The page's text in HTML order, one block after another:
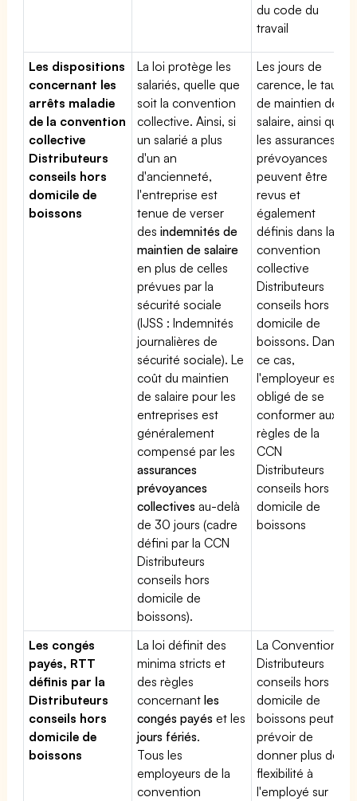
du code du
travail
Les dispositions
concernant les
arrêts maladie
de la convention
collective
Distributeurs
conseils hors
domicile de
boissons
La loi protège les
salariés, quelle que
soit la convention
collective. Ainsi, si
un salarié a plus
d'un an
d'ancienneté,
l'entreprise est
tenue de verser
desindemnités de
maintien de salaire
en plus de celles
prévues par la
sécurité sociale
(IJSS : Indemnités
journalières de
sécurité sociale). Le
coût du maintien
de salaire pour les
entreprises est
généralement
compensé par les
assurances
prévoyances
collectives au-delà
de 30 jours (cadre
défini par la CCN
Distributeurs
conseils hors
domicile de
boissons).
Les jours de
carence, le taux
de maintien de
salaire, ainsi que
les assurances
prévoyances
peuvent être
revus et
également
définis dans la
convention
collective
Distributeurs
conseils hors
domicile de
boissons. Dans
ce cas,
l'employeur est
obligé de se
conformer aux
règles de la
CCN
Distributeurs
conseils hors
domicile de
boissons
Les congés
payés, RTT
définis par la
Distributeurs
conseils hors
domicile de
boissons
La loi définit des
minima stricts et
des règles
concernantles
congés payés et les
jours fériés.
Tous les
employeurs de la
convention
La Convention
Distributeurs
conseils hors
domicile de
boissons peut
prévoir de
donner plus de
flexibilité à
l'employé sur